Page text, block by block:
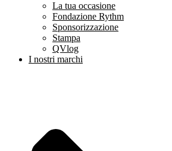
La tua occasione
Fondazione Rythm
Sponsorizzazione
Stampa
QVlog
I nostri marchi